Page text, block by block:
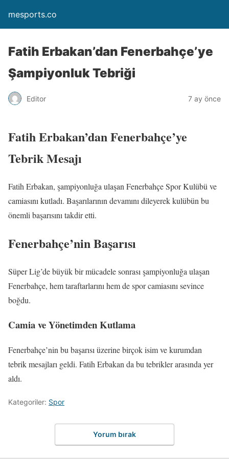
mesports.co
Fatih Erbakan’dan Fenerbahçe’ye
Şampiyonluk Tebriği
Editor 7 ay önce
Fatih Erbakan’dan Fenerbahçe’ye
Tebrik Mesajı
Fatih Erbakan, şampiyonluğa ulaşan Fenerbahçe Spor Kulübü ve
camiasını kutladı. Başarılarının devamını dileyerek kulübün bu
önemli başarısını takdir etti.
Fenerbahçe’nin Başarısı
Süper Lig’de büyük bir mücadele sonrası şampiyonluğa ulaşan
Fenerbahçe, hem taraftarlarını hem de spor camiasını sevince
boğdu.
Camia ve Yönetimden Kutlama
Fenerbahçe’nin bu başarısı üzerine birçok isim ve kurumdan
tebrik mesajları geldi. Fatih Erbakan da bu tebrikler arasında yer
aldı.
Kategoriler: Spor
Yorum bırak